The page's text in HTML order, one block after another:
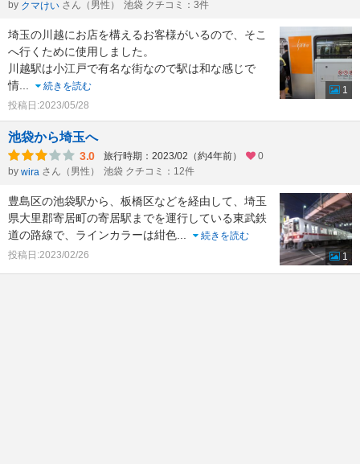
by クマけい さん（男性） 池袋 クチコミ：3件
埼玉の川越にお店を構えるお客様がいるので、そこ
へ行くために使用しました。
川越駅は小江戸で有名な街なので駅は和な感じで
情
続きを読む
投稿日:2023/05/28
1
池袋から埼玉へ
3.0 旅行時期：2023/02（約4年前）
0
by wira さん（男性） 池袋 クチコミ：12件
豊島区の池袋駅から、板橋区などを経由して、埼玉
県大里郡寄居町の寄居駅までを運行している東武鉄
道の路線で、ラインカラーは紺色
続きを読む
投稿日:2023/02/26
1